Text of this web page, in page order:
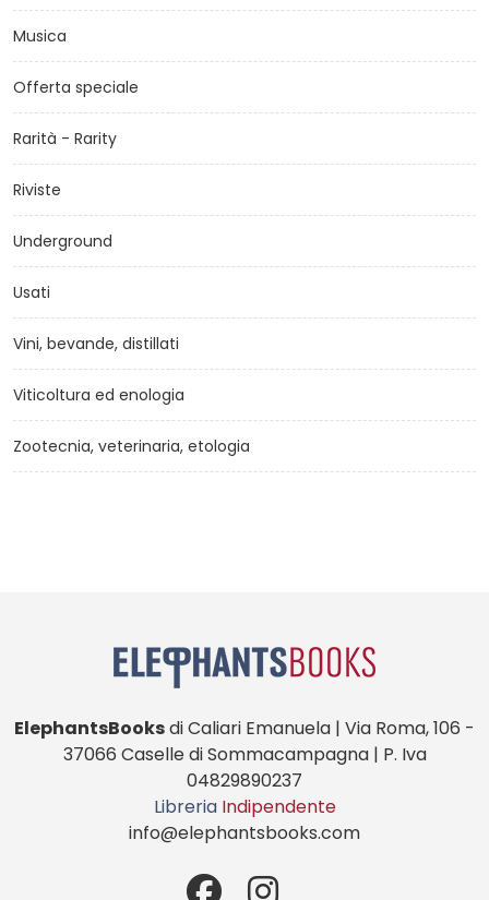
Musica
Offerta speciale
Rarità - Rarity
Riviste
Underground
Usati
Vini, bevande, distillati
Viticoltura ed enologia
Zootecnia, veterinaria, etologia
ElephantsBooksdi Caliari Emanuela | Via Roma, 106 -
37066 Caselle di Sommacampagna | P. Iva
04829890237
Libreria Indipendente
info@elephantsbooks.com